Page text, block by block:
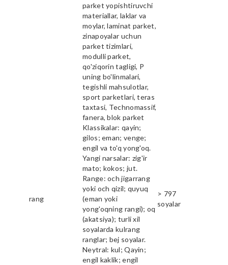
parket yopishtiruvchi
materiallar, laklar va
moylar, laminat parket,
zinapoyalar uchun
parket tizimlari,
modulli parket,
qo'ziqorin tagligi, P
uning bo'linmalari,
tegishli mahsulotlar,
sport parketlari, teras
taxtasi, Technomassif,
fanera, blok parket
rang
Klassikalar: qayin;
gilos; eman; venge;
engil va to'q yong'oq.
Yangi narsalar: zig'ir
mato; kokos; jut.
Range: och jigarrang
yoki och qizil; quyuq
(eman yoki
yong'oqning rangi); oq
(akatsiya); turli xil
soyalarda kulrang
ranglar; bej soyalar.
Neytral: kul; Qayin;
engil kaklik; engil
> 797
soyalar